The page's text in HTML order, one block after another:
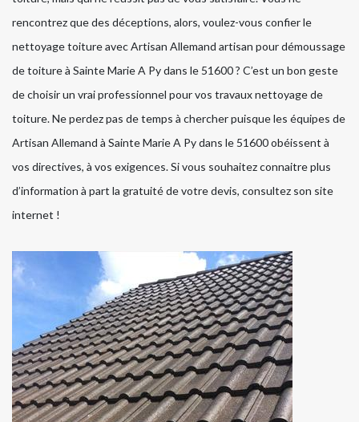
rencontrez que des déceptions, alors, voulez-vous confier le
nettoyage toiture avec Artisan Allemand artisan pour démoussage
de toiture à Sainte Marie A Py dans le 51600 ? C’est un bon geste
de choisir un vrai professionnel pour vos travaux nettoyage de
toiture. Ne perdez pas de temps à chercher puisque les équipes de
Artisan Allemand à Sainte Marie A Py dans le 51600 obéissent à
vos directives, à vos exigences. Si vous souhaitez connaitre plus
d’information à part la gratuité de votre devis, consultez son site
internet !